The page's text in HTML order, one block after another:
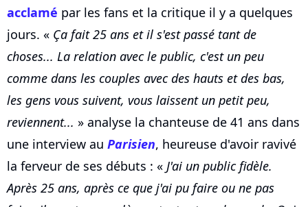
acclamé par les fans et la critique il y a quelques
jours. « Ça fait 25 ans et il s'est passé tant de
choses... La relation avec le public, c'est un peu
comme dans les couples avec des hauts et des bas,
les gens vous suivent, vous laissent un petit peu,
reviennent... » analyse la chanteuse de 41 ans dans
une interview au Parisien, heureuse d'avoir ravivé
la ferveur de ses débuts : « J'ai un public fidèle.
Après 25 ans, après ce que j'ai pu faire ou ne pas